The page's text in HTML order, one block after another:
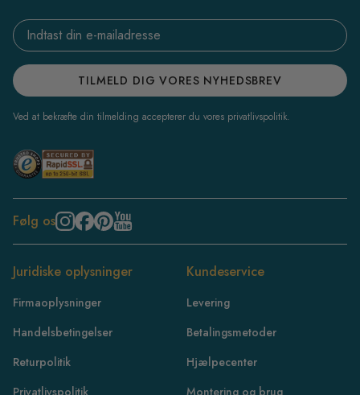
Email address
TILMELD DIG VORES NYHEDSBREV
Ved at bekræfte din tilmelding accepterer du vores privatlivspolitik.
Følg os
Juridiske oplysninger
Firmaoplysninger
Handelsbetingelser
Returpolitik
Privatlivspolitik
Kundeservice
Levering
Betalingsmetoder
Hjælpecenter
Montering og brug